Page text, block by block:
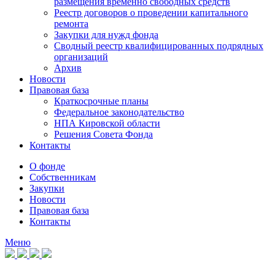
Реестр договоров о проведении капитального
ремонта
Закупки для нужд фонда
Сводный реестр квалифицированных подрядных
организаций
Архив
Новости
Правовая база
Краткосрочные планы
Федеральное законодательство
НПА Кировской области
Решения Совета Фонда
Контакты
О фонде
Собственникам
Закупки
Новости
Правовая база
Контакты
Меню